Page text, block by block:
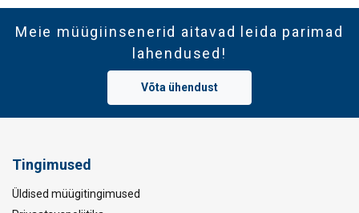
Meie müügiinsenerid aitavad leida parimad
lahendused!
Võta ühendust
Tingimused
Üldised müügitingimused